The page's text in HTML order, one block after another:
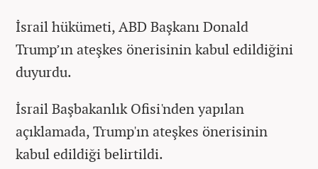
İsrail hükümeti, ABD Başkanı Donald
Trump’ın ateşkes önerisinin kabul edildiğini
duyurdu.
İsrail Başbakanlık Ofisi'nden yapılan
açıklamada, Trump'ın ateşkes önerisinin
kabul edildiği belirtildi.